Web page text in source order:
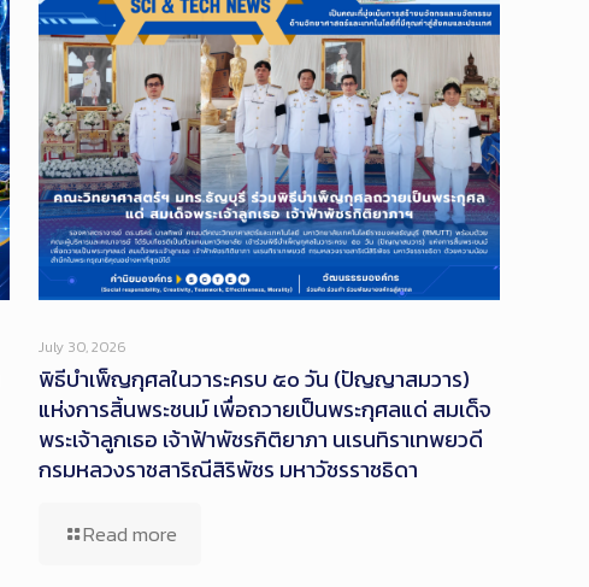
July 30, 2026
พิธีบำเพ็ญกุศลในวาระครบ ๕๐ วัน (ปัญญาสมวาร)
แห่งการสิ้นพระชนม์ เพื่อถวายเป็นพระกุศลแด่ สมเด็จ
พระเจ้าลูกเธอ เจ้าฟ้าพัชรกิติยาภา นเรนทิราเทพยวดี
กรมหลวงราชสาริณีสิริพัชร มหาวัชรราชธิดา
Read more